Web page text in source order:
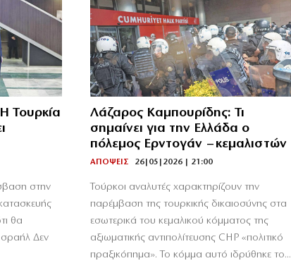
Τουρκία
στην
θα
Δεν
Λάζαρος Καμπουρίδης: Τι
σημαίνει για την Ελλάδα ο
πόλεμος Ερντογάν – κεμαλιστών
ΑΠΟΨΕΙΣ 26|05|2026 | 21:00
Τούρκοι αναλυτές χαρακτηρίζουν την
παρέμβαση της τουρκικής δικαιοσύνης στα
εσωτερικά του κεμαλικού κόμματος της
αξιωματικής αντιπολίτευσης CHΡ «πολιτικό
πραξικόπημα». Το κόμμα αυτό ιδρύθηκε το...